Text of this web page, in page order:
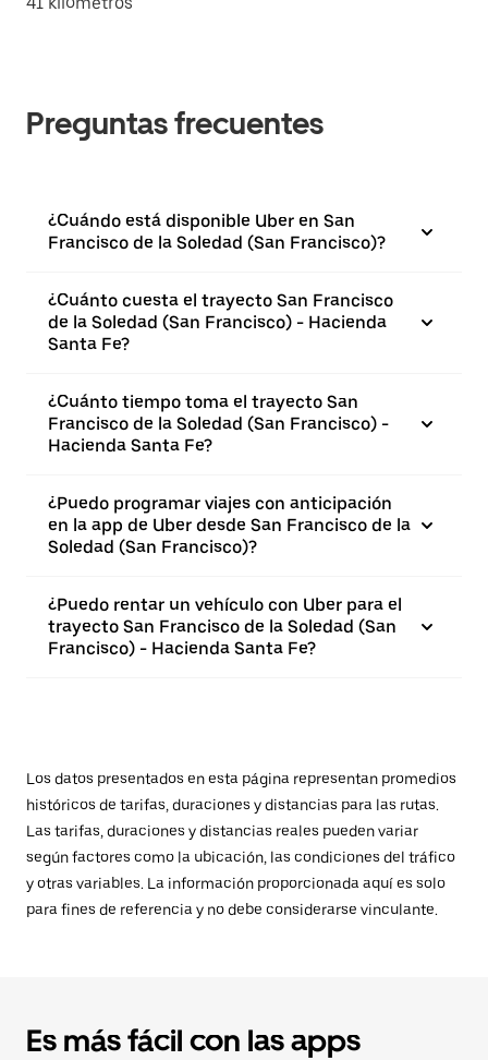
Preguntas frecuentes
¿Cuándo está disponible Uber en San
Francisco de la Soledad (San Francisco)?
¿Cuánto cuesta el trayecto San Francisco
de la Soledad (San Francisco) - Hacienda
Santa Fe?
¿Cuánto tiempo toma el trayecto San
Francisco de la Soledad (San Francisco) -
Hacienda Santa Fe?
¿Puedo programar viajes con anticipación
en la app de Uber desde San Francisco de la
Soledad (San Francisco)?
¿Puedo rentar un vehículo con Uber para el
trayecto San Francisco de la Soledad (San
Francisco) - Hacienda Santa Fe?
Los datos presentados en esta página representan promedios
históricos de tarifas, duraciones y distancias para las rutas.
Las tarifas, duraciones y distancias reales pueden variar
según factores como la ubicación, las condiciones del tráfico
y otras variables. La información proporcionada aquí es solo
para fines de referencia y no debe considerarse vinculante.
Es más fácil con las apps